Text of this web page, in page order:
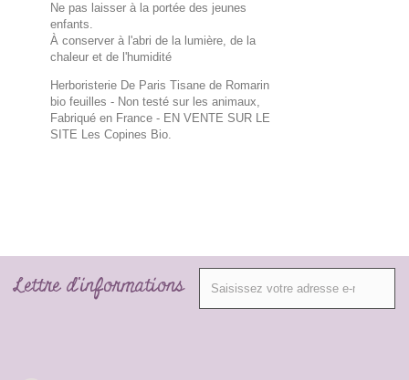
Ne pas laisser à la portée des jeunes
enfants.
À conserver à l'abri de la lumière, de la
chaleur et de l'humidité
Herboristerie De Paris Tisane de Romarin
bio feuilles - Non testé sur les animaux,
Fabriqué en France - EN VENTE SUR LE
SITE Les Copines Bio.
Lettre d'informations